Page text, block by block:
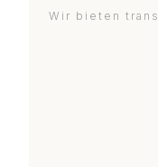
Wir bieten